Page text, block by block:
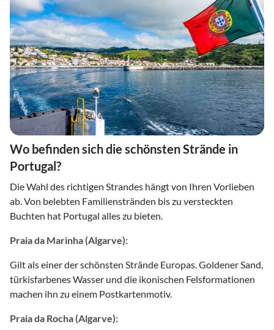
Wo befinden sich die schönsten Strände in
Portugal?
Die Wahl des richtigen Strandes hängt von Ihren Vorlieben
ab. Von belebten Familienstränden bis zu versteckten
Buchten hat Portugal alles zu bieten.
Praia da Marinha (Algarve):
Gilt als einer der schönsten Strände Europas. Goldener Sand,
türkisfarbenes Wasser und die ikonischen Felsformationen
machen ihn zu einem Postkartenmotiv.
Praia da Rocha (Algarve):